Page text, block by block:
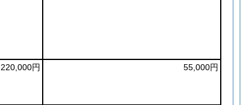
220,000円 55,000円